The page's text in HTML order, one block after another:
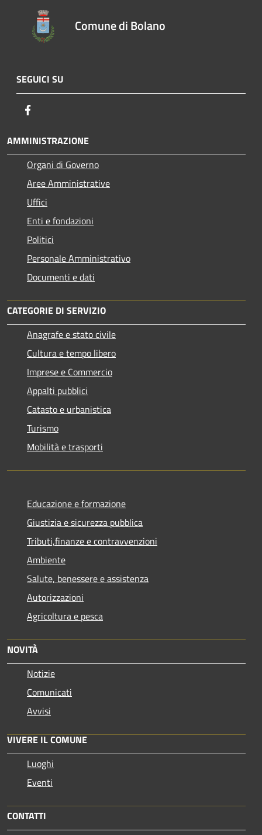
Comune di Bolano
SEGUICI SU
AMMINISTRAZIONE
Organi di Governo
Aree Amministrative
Uffici
Enti e fondazioni
Politici
Personale Amministrativo
Documenti e dati
CATEGORIE DI SERVIZIO
Anagrafe e stato civile
Cultura e tempo libero
Imprese e Commercio
Appalti pubblici
Catasto e urbanistica
Turismo
Mobilità e trasporti
Educazione e formazione
Giustizia e sicurezza pubblica
Tributi,finanze e contravvenzioni
Ambiente
Salute, benessere e assistenza
Autorizzazioni
Agricoltura e pesca
NOVITÀ
Notizie
Comunicati
Avvisi
VIVERE IL COMUNE
Luoghi
Eventi
CONTATTI